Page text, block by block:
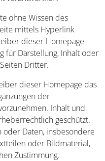
ohne Wissen des
mittels Hyperlink
dieser Homepage
für Darstellung, Inhalt oder
Dritter.
dieser Homepage das
der
Inhalt und
geschützt.
oder Daten, insbesondere
oder Bildmaterial,
Zustimmung.